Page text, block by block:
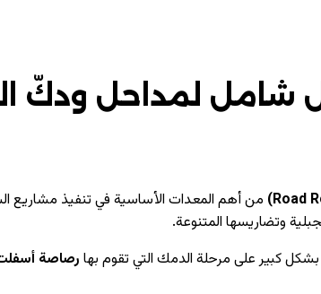
شامل لمداحل ودكّ
من أهم المعدات الأساسية في تنفيذ مشاريع
وتضاريسها المتنوعة.
كبير على مرحلة الدمك التي تقوم بهارصاصة